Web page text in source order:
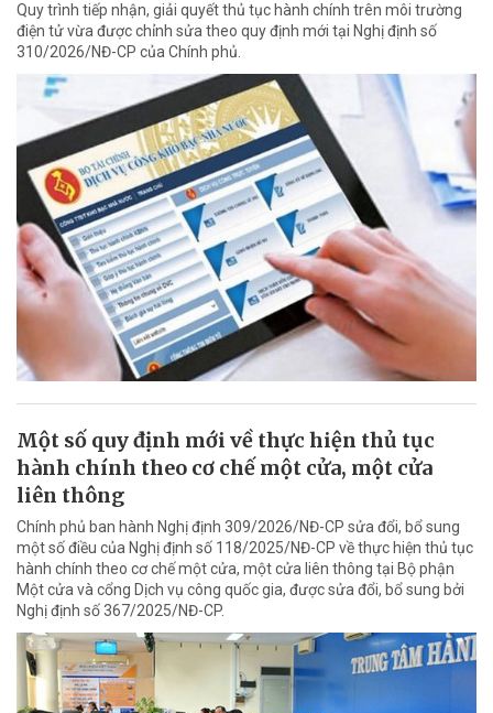
Quy trình tiếp nhận, giải quyết thủ tục hành chính trên môi trường
điện tử vừa được chỉnh sửa theo quy định mới tại Nghị định số
310/2026/NĐ-CP của Chính phủ.
Một số quy định mới về thực hiện thủ tục
hành chính theo cơ chế một cửa, một cửa
liên thông
Chính phủ ban hành Nghị định 309/2026/NĐ-CP sửa đổi, bổ sung
một số điều của Nghị định số 118/2025/NĐ-CP về thực hiện thủ tục
hành chính theo cơ chế một cửa, một cửa liên thông tại Bộ phận
Một cửa và cổng Dịch vụ công quốc gia, được sửa đổi, bổ sung bởi
Nghị định số 367/2025/NĐ-CP.